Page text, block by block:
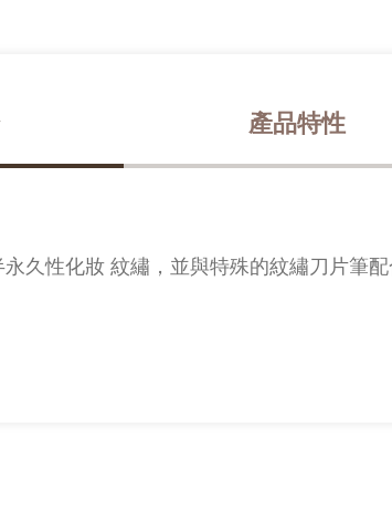
永久性化妝 紋繡，並與特殊的紋繡刀片筆
產品特性